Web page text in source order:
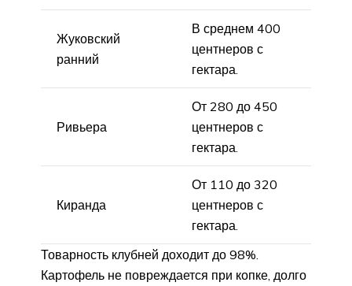
Жуковский
ранний
В среднем 400
центнеров с
гектара.
Ривьера
От 280 до 450
центнеров с
гектара.
Киранда
От 110 до 320
центнеров с
гектара.
Товарность клубней доходит до 98%.
Картофель не повреждается при копке, долго